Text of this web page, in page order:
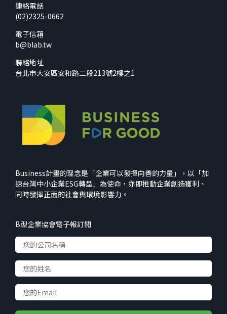
連絡電話
(02)2325-0662
電子信箱
b@blab.tw
聯絡地址
台北市大安區安和路二段213號2樓之1
Business計畫的理念是「企業可以發揮向善的力量」，以「加
速台灣中小企業ESG轉型」為使命，亦即推動企業創造獲利、
同時發揮正面的社會與環境影響力。
B型企業協會電子報訂閱